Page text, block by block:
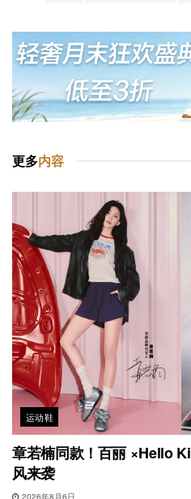
更多内容
运动鞋
章若楠同款！百丽 ×Hello
风来袭
2026年8月6日